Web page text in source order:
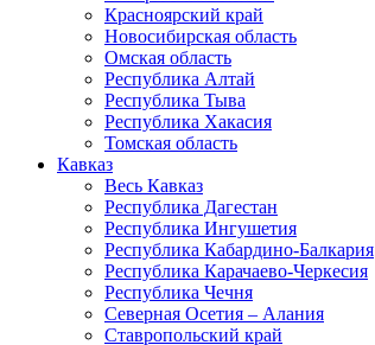
Красноярский край
Новосибирская область
Омская область
Республика Алтай
Республика Тыва
Республика Хакасия
Томская область
Кавказ
Весь Кавказ
Республика Дагестан
Республика Ингушетия
Республика Кабардино-Балкария
Республика Карачаево-Черкесия
Республика Чечня
Северная Осетия – Алания
Ставропольский край